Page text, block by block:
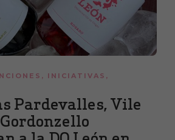
, INICIATIVAS ,
Pardevalles, Vile